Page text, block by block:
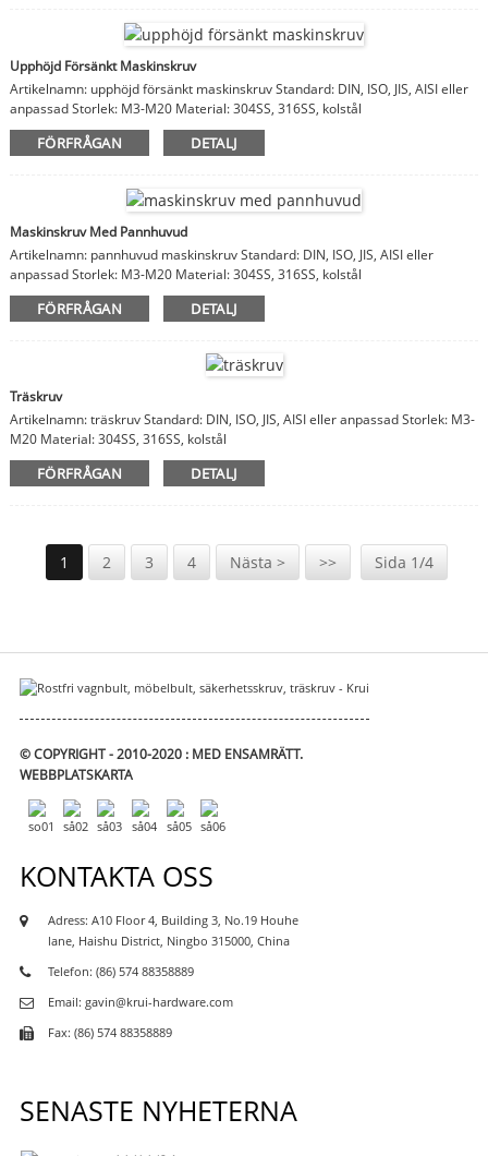
Upphöjd Försänkt Maskinskruv
Artikelnamn: upphöjd försänkt maskinskruv Standard: DIN, ISO, JIS, AISI eller
anpassad Storlek: M3-M20 Material: 304SS, 316SS, kolstål
FÖRFRÅGAN DETALJ
Maskinskruv Med Pannhuvud
Artikelnamn: pannhuvud maskinskruv Standard: DIN, ISO, JIS, AISI eller
anpassad Storlek: M3-M20 Material: 304SS, 316SS, kolstål
FÖRFRÅGAN DETALJ
Träskruv
Artikelnamn: träskruv Standard: DIN, ISO, JIS, AISI eller anpassad Storlek: M3-
M20 Material: 304SS, 316SS, kolstål
FÖRFRÅGAN DETALJ
1 2 3 4 Nästa > >> Sida 1/4
© COPYRIGHT - 2010-2020 : MED ENSAMRÄTT.
WEBBPLATSKARTA
KONTAKTA OSS
Adress: A10 Floor 4, Building 3, No.19 Houhe
lane, Haishu District, Ningbo 315000, China
Telefon: (86) 574 88358889
Email: gavin@krui-hardware.com
Fax: (86) 574 88358889
SENASTE NYHETERNA